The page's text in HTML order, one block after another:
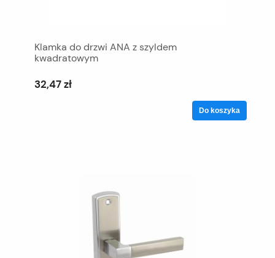
Klamka do drzwi ANA z szyldem
kwadratowym
32,47 zł
Do koszyka